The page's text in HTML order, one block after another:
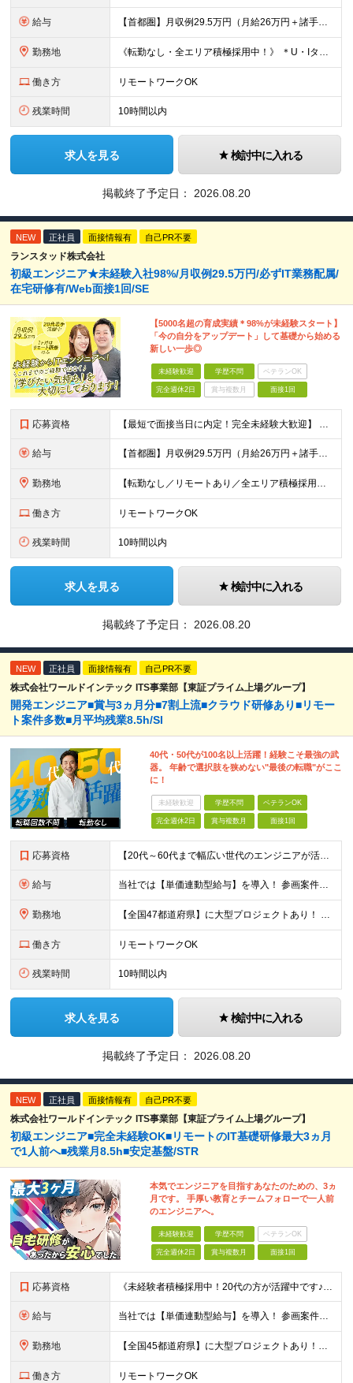
給与 【首都圏】月収例29.5万円（月給26万円＋諸手当） 【東海・関西】月収例28.5万円（月給25万円＋諸手当） 【九州】月収例26万円（月給23万円＋諸手当） ※経験・スキル・前職給与を踏まえ、総合
勤務地 《転勤なし・全エリア積極採用中！》 ＊U・Iターンも歓迎 ＊研修はオンライン実施 ★勤務エリアは下記よりお選びいただけます★ 【首都圏】東京・神奈川・千葉・埼玉 【東海】愛知 【関西】大阪、京都、兵庫
働き方 リモートワークOK
残業時間 10時間以内
求人を見る 検討中に入れる
掲載終了予定日： 2026.08.20
NEW 正社員 面接情報有 自己PR不要
ランスタッド株式会社
初級エンジニア★未経験入社98%/月収例29.5万円/必ずIT業務配属/
在宅研修有/Web面接1回/SE
【5000名超の育成実績＊98%が未経験スタート】
「今の自分をアップデート」して基礎から始める
新しい一歩◎
未経験歓迎 学歴不問 ベテランOK
完全週休2日 賞与複数月 面接1回
応募資格 【最短で面接当日に内定！完全未経験大歓迎】 ・業種／職種未経験歓迎 ・社会人デビュー、第二新卒、既卒者大歓迎 ・学歴不問（文系、理系不問） ・20代～30代、男女問わず活躍中 ・服装、髪色自由 ・明確
給与 【首都圏】月収例29.5万円（月給26万円＋諸手当） 【東海・関西】月収例28.5万円（月給25万円＋諸手当） 【九州】月収例26万円（月給23万円＋諸手当） ※経験・スキル・前職給与を踏まえ、総合
勤務地 【転勤なし／リモートあり／全エリア積極採用】 ・大手企業のプロジェクト中心 ・勤務エリアや配属先は希望を考慮 ・研修はリモートメインで実施 ・UIターン歓迎 ＜主なエリア＞ ■首都圏…東京・神奈川・
働き方 リモートワークOK
残業時間 10時間以内
求人を見る 検討中に入れる
掲載終了予定日： 2026.08.20
NEW 正社員 面接情報有 自己PR不要
株式会社ワールドインテック ITS事業部【東証プライム上場グループ】
開発エンジニア■賞与3ヵ月分■7割上流■クラウド研修あり■リモー
ト案件多数■月平均残業8.5h/SI
40代・50代が100名以上活躍！経験こそ最強の武
器。 年齢で選択肢を狭めない"最後の転職"がここ
に！
未経験歓迎 学歴不問 ベテランOK
完全週休2日 賞与複数月 面接1回
応募資格 【20代～60代まで幅広い世代のエンジニアが活躍してます】 ■学歴不問 ■転職回数不問 ■開発経験（年数不問）をお持ちの方
給与 当社では【単価連動型給与】を導入！ 参画案件の契約単価に連動して給与が決定。 還元率は単価の【70％～80％】と東証プライム上場グループとして高水準です！（社会保険料・教育コスト含む） ■関東：月給
勤務地 【全国47都道府県】に大型プロジェクトあり！ 主要勤務地： 北海道/宮城県/栃木県/埼玉県/千葉県/東京都/神奈川県/愛知県/大阪府/京都府/兵庫県/広島県/福岡県/熊本県 ※勤務エリアは、あなたの
働き方 リモートワークOK
残業時間 10時間以内
求人を見る 検討中に入れる
掲載終了予定日： 2026.08.20
NEW 正社員 面接情報有 自己PR不要
株式会社ワールドインテック ITS事業部【東証プライム上場グループ】
初級エンジニア■完全未経験OK■リモートのIT基礎研修最大3ヵ月
で1人前へ■残業月8.5h■安定基盤/STR
本気でエンジニアを目指すあなたのための、3ヵ
月です。 手厚い教育とチームフォローで一人前
のエンジニアへ。
未経験歓迎 学歴不問 ベテランOK
完全週休2日 賞与複数月 面接1回
応募資格 《未経験者積極採用中！20代の方が活躍中です♪》 ◎約4割が実務未経験入社！ ■学歴・職歴は一切問いません！ ■第二新卒の方もお気軽にご相談ください♪ ■入社してから数年は、転勤の可能性があります
給与 当社では【単価連動型給与】を導入！ 参画案件の契約単価に連動して給与が決定。 還元率は単価の【70％～80％】と東証プライム上場グループとして高水準です！（社会保険料・教育コスト含む） ■関東：月給
勤務地 【全国45都道府県】に大型プロジェクトあり！※ 四国・沖縄を除く 主要勤務地： 北海道/宮城県/栃木県/埼玉県/千葉県/東京都/神奈川県/愛知県/大阪府/京都府/兵庫県/広島県/福岡県/熊本県 ※勤
働き方 リモートワークOK